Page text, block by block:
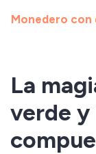
Monedero con
La
verde y